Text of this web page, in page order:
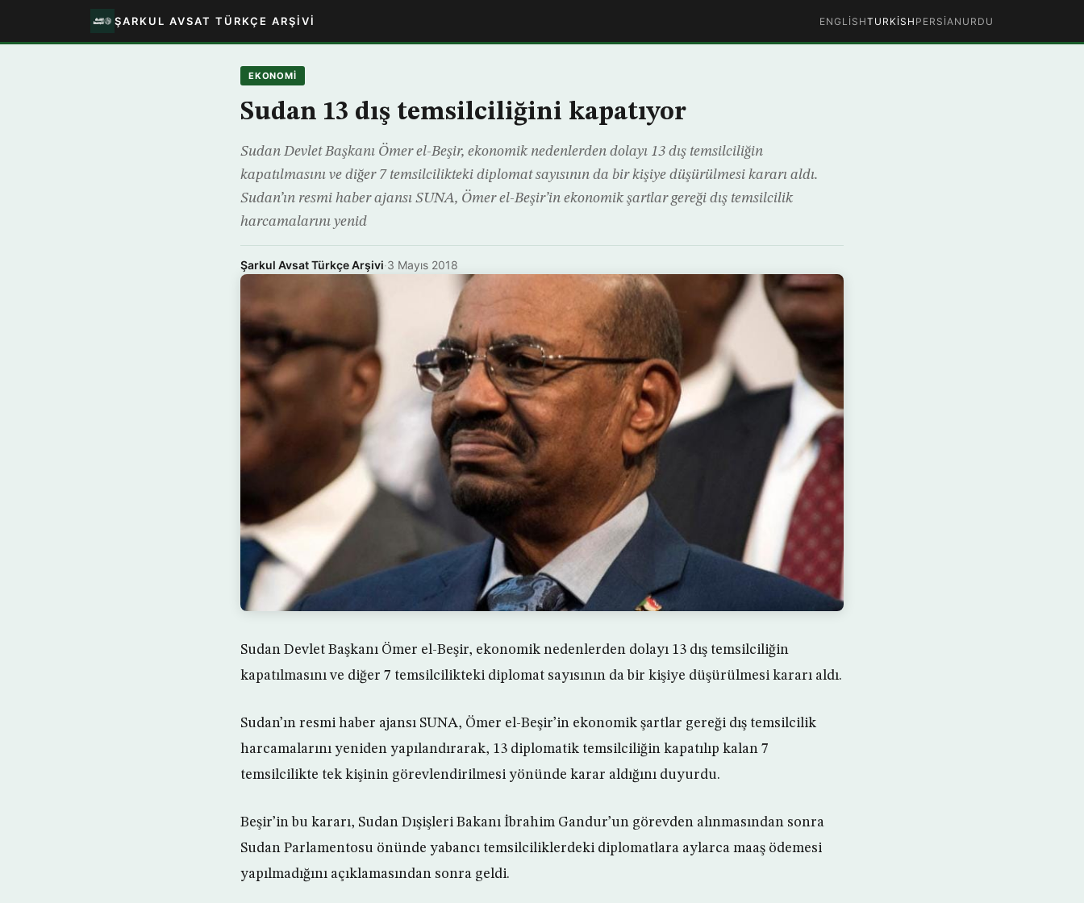
ŞARKUL AVSAT TÜRKÇE ARŞIVI ENGLISHTURKISH PERSIAN URDU
EKONOMİ
Sudan 13 dış temsilciliğini kapatıyor
Sudan Devlet Başkanı Ömer el-Beşir, ekonomik nedenlerden dolayı 13 dış temsilciliğin
kapatılmasını ve diğer 7 temsilcilikteki diplomat sayısının da bir kişiye düşürülmesi kararı aldı.
Sudan’ın resmi haber ajansı SUNA, Ömer el-Beşir’in ekonomik şartlar gereği dış temsilcilik
harcamalarını yenid
Şarkul Avsat Türkçe Arşivi·3 Mayıs 2018
Sudan Devlet Başkanı Ömer el-Beşir, ekonomik nedenlerden dolayı 13 dış temsilciliğin
kapatılmasını ve diğer 7 temsilcilikteki diplomat sayısının da bir kişiye düşürülmesi kararı aldı.
Sudan’ın resmi haber ajansı SUNA, Ömer el-Beşir’in ekonomik şartlar gereği dış temsilcilik
harcamalarını yeniden yapılandırarak, 13 diplomatik temsilciliğin kapatılıp kalan 7
temsilcilikte tek kişinin görevlendirilmesi yönünde karar aldığını duyurdu.
Beşir’in bu kararı, Sudan Dışişleri Bakanı İbrahim Gandur’un görevden alınmasından sonra
Sudan Parlamentosu önünde yabancı temsilciliklerdeki diplomatlara aylarca maaş ödemesi
yapılmadığını açıklamasından sonra geldi.